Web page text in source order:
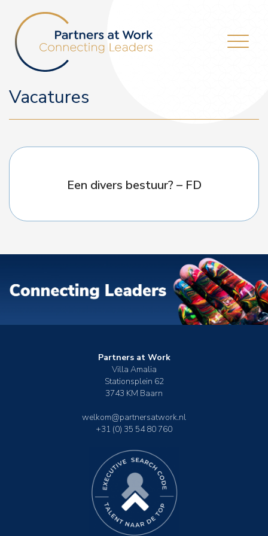
Vacatures
Een divers bestuur? – FD
Partners at Work
Villa Amalia
Stationsplein 62
3743 KM Baarn
welkom@partnersatwork.nl
+31 (0) 35 54 80 760